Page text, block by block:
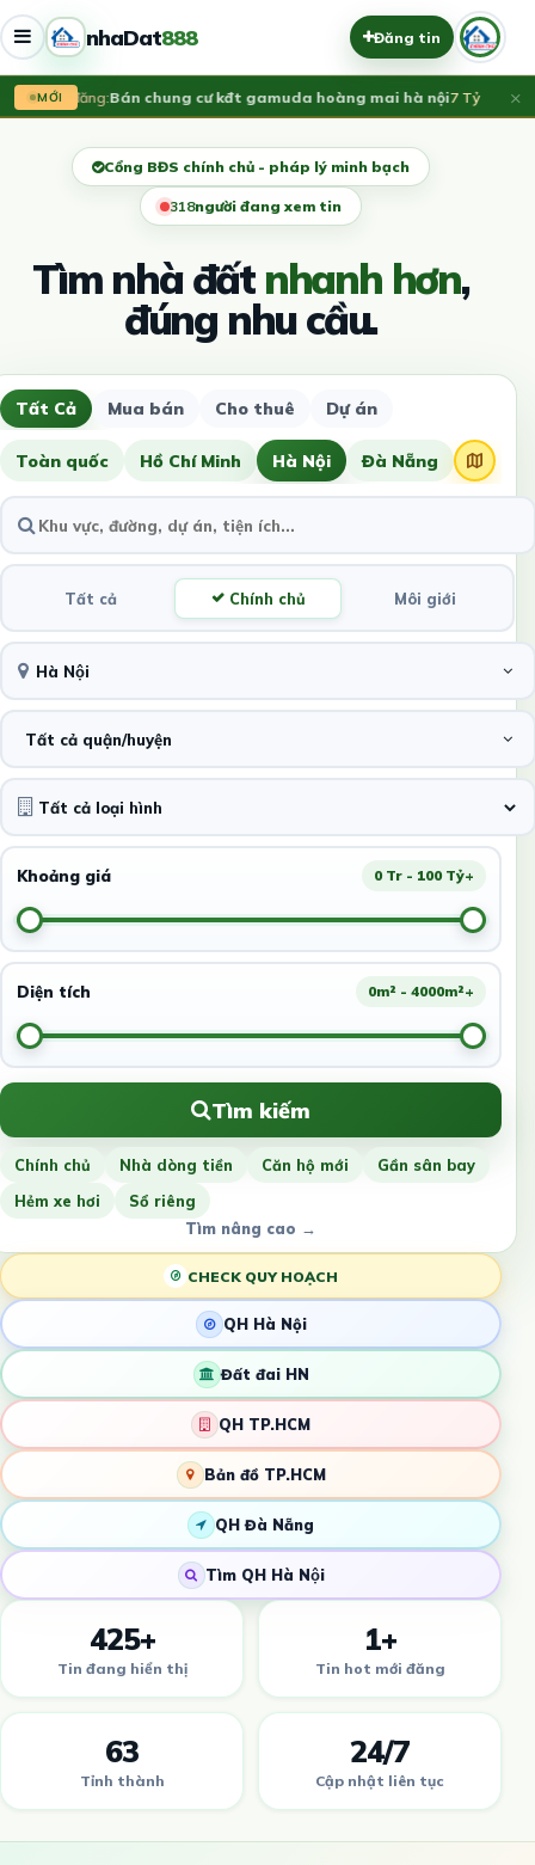
nhaDat888 Đăng tin
MỚI
Vừa đăng:Bán chung cư kđt gamuda hoàng mai hà nội7 Tỷ ×
Cổng BĐS chính chủ - pháp lý minh bạch
317người đang xem tin
Tìm nhà đấtnhanh hơn,
đúng nhu cầu.
Tất Cả Mua bán Cho thuê Dự án
Toàn quốc Hồ Chí Minh Hà Nội Đà Nẵng
Tất cả Chính chủ Môi giới
Hà Nội
Tất cả quận/huyện
Khoảng giá 0 Tr - 100 Tỷ+
Diện tích 0m² - 4000m²+
Tìm kiếm
Chính chủ Nhà dòng tiền Căn hộ mới
Gần sân bay
Hẻm xe hơi
Sổ riêng
Tìm nâng cao →
CHECK QUY HOẠCH
QH Hà Nội
Đất đai HN
QH TP.HCM
Bản đồ TP.HCM
QH Đà Nẵng
Tìm QH Hà Nội
425+
Tin đang hiển thị
1+
Tin hot mới đăng
63
Tỉnh thành
24/7
Cập nhật liên tục